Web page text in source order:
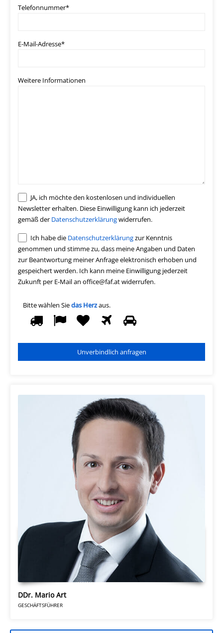
Telefonnummer*
E-Mail-Adresse*
Weitere Informationen
JA, ich möchte den kostenlosen und individuellen
Newsletter erhalten. Diese Einwilligung kann ich jederzeit
gemäß der Datenschutzerklärungwiderrufen.
Ich habe die Datenschutzerklärungzur Kenntnis
genommen und stimme zu, dass meine Angaben und Daten
zur Beantwortung meiner Anfrage elektronisch erhoben und
gespeichert werden. Ich kann meine Einwilligung jederzeit
Zukunft per E-Mail an office@faf.at widerrufen.
Bitte wählen Siedas Herzaus.
Herz
DDr. Mario Art
GESCHÄFTSFÜHRER